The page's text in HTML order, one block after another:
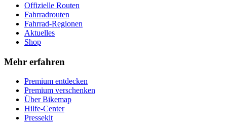
Offizielle Routen
Fahrradrouten
Fahrrad-Regionen
Aktuelles
Shop
Mehr erfahren
Premium entdecken
Premium verschenken
Über Bikemap
Hilfe-Center
Pressekit